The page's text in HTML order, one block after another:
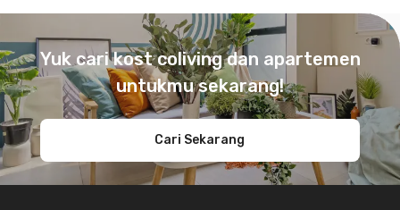
Yuk cari kost coliving dan apartemen
untukmu sekarang!
Cari Sekarang